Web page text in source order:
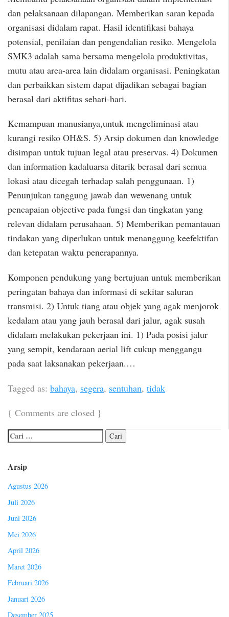
dan pelaksanaan dilapangan. Memberikan saran kepada
organisasi didalam rapat. Hasil identifikasi bahaya
potensial, penilaian dan pengendalian resiko. Mengelola
SMK3 adalah sama bersama mengelola produktivitas,
mutu atau area-area lain didalam organisasi. Peningkatan
dan perbaikkan sistem dapat dijadikan sebagai bagian
berasal dari aktifitas sehari-hari.
Kemampuan manusianya,untuk mengeliminasi atau
kurangi resiko OH&S. 5) Arsip dokumen dan knowledge
disimpan untuk tujuan legal atau preservas. 4) Dokumen
dan information kadaluarsa ditarik berasal dari semua
lokasi atau dicegah terhadap salah penggunaan. 1)
Penunjukan tanggung jawab dan wewenang untuk
pencapaian objective pada fungsi dan tingkatan yang
relevan didalam perusahaan. 5) Memberikan pemantauan
tindakan yang diperlukan untuk menanggung keefektifan
dan ketepatan waktu penerapannya.
Komponen pendukung yang bertujuan untuk memberikan
peringatan bahaya dan informasi di sekitar saluran
transmisi. 2) Untuk tiang atau objek yang agak menjorok
kedalam atau yang jauh berasal dari jalur, agak susah
didalam melakukan pekerjaan ini. 1) Pada posisi jalur
yang sempit, kendaraan aerial lift cukup menggangu
pada saat laksanakan pekerjaan.…
Tagged as: bahaya, segera, sentuhan, tidak
{ Comments are closed }
Arsip
Agustus 2026
Juli 2026
Juni 2026
Mei 2026
April 2026
Maret 2026
Februari 2026
Januari 2026
Desember 2025